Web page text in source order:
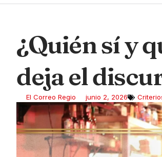
¿Quién sí y
deja el
El Correo Regio junio 2, 2026